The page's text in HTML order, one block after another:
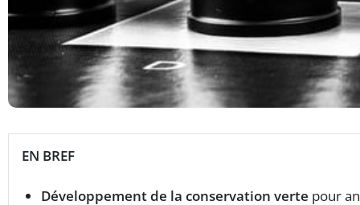
EN BREF
Développement de la conservation verte pour